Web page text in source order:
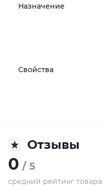
Назначение
Свойства
Отзывы
0 / 5
средний рейтинг товара